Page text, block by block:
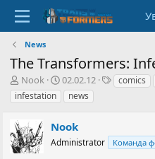
News
The Transformers:
А
в
т
р
т
е
Nook
Д
а
т
с
т
02.02.12
Тcomics
infestation
news
Nook
Administrator Команда